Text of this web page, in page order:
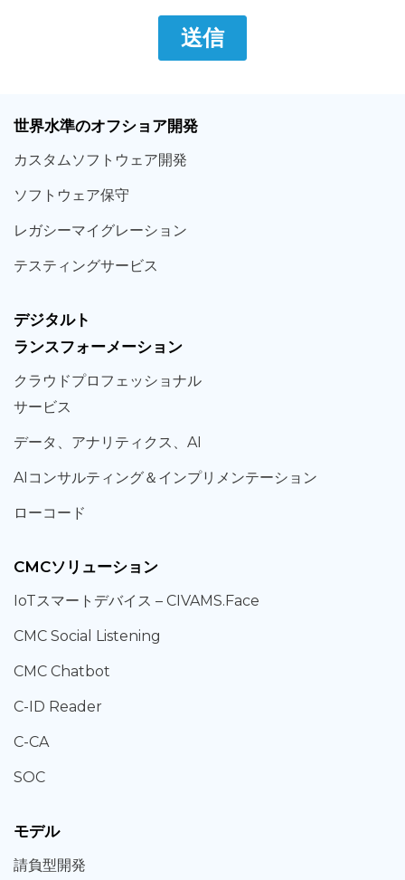
世界水準のオフショア開発
カスタムソフトウェア開発
ソフト ウェア保守
レガシーマイグレーション
テスティングサービス
デジタルト
ランスフォーメーション
クラウドプロフェッショナル
サービス
データ、 アナリティクス、 AI
AIコンサルティング＆ インプリメンテーション
ローコード
CMCソリューション
IoTスマートデバイス – CIVAMS.Face
CMC Social Listening
CMC Chatbot
C-ID Reader
C-CA
SOC
モデル
請負型開発